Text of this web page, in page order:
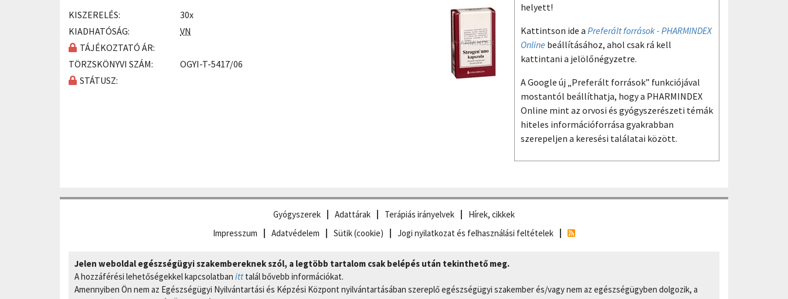
KISZERELÉS:
30x
KIADHATÓSÁG:
VN
TÁJÉKOZTATÓ ÁR:
TÖRZSKÖNYVI SZÁM:
OGYI-T-5417/06
STÁTUSZ:
helyett!
Kattintson ide a Preferált források - PHARMINDEX
Online beállításához, ahol csak rá kell
kattintani a jelölőnégyzetre.
A Google új „Preferált források” funkciójával
mostantól beállíthatja, hogy a PHARMINDEX
Online mint az orvosi és gyógyszerészeti témák
hiteles információforrása gyakrabban
szerepeljen a keresési találatai között.
Gyógyszerek Adattárak Terápiás irányelvek
Hírek, cikkek
Impresszum
Adatvédelem Sütik (cookie) Jogi nyilatkozat és felhasználási feltételek
Jelen weboldal egészségügyi szakembereknek szól, a legtöbb tartalom csak belépés után tekinthető meg.
A hozzáférési lehetőségekkel kapcsolatban itt talál bővebb információkat.
Amennyiben Ön nem az Egészségügyi Nyilvántartási és Képzési Központ nyilvántartásában szereplő egészségügyi szakember és/vagy nem az egészségügyben dolgozik, a